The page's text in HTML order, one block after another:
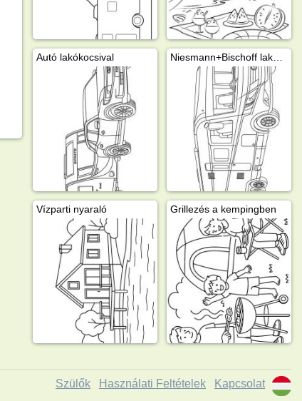
Autó lakókocsival Niesmann+Bischoff lakóautó
Vízparti nyaraló Grillezés a kempingben
Szülők Használati Feltételek Kapcsolat